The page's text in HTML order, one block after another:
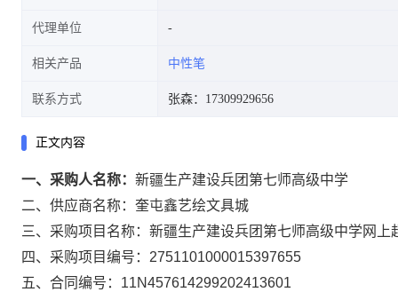
代理单位
相关产品 中性笔
联系方式 张森：17309929656
正文内容
一、采购人名称： 新疆生产建设兵团第七师高级中学
二、供应商名称： 奎屯鑫艺绘文具城
三、采购项目名称： 新疆生产建设兵团第七师高级中学网上
四、采购项目编号： 2751101000015397655
五、合同编号： 11N457614299202413601